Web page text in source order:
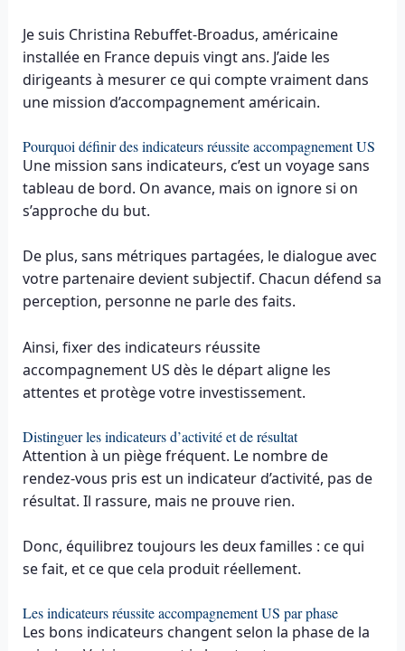
Je suis Christina Rebuffet-Broadus, américaine
installée en France depuis vingt ans. J’aide les
dirigeants à mesurer ce qui compte vraiment dans
une mission d’accompagnement américain.
Pourquoi définir des indicateurs réussite accompagnement US
Une mission sans indicateurs, c’est un voyage sans
tableau de bord. On avance, mais on ignore si on
s’approche du but.
De plus, sans métriques partagées, le dialogue avec
votre partenaire devient subjectif. Chacun défend sa
perception, personne ne parle des faits.
Ainsi, fixer des indicateurs réussite
accompagnement US dès le départ aligne les
attentes et protège votre investissement.
Distinguer les indicateurs d’activité et de résultat
Attention à un piège fréquent. Le nombre de
rendez-vous pris est un indicateur d’activité, pas de
résultat. Il rassure, mais ne prouve rien.
Donc, équilibrez toujours les deux familles : ce qui
se fait, et ce que cela produit réellement.
Les indicateurs réussite accompagnement US par phase
Les bons indicateurs changent selon la phase de la